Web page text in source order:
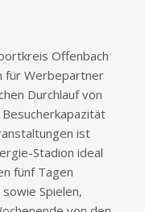
Offenbach
für Werbepartner
Durchlauf von
ist
Stadion ideal
fünf Tagen
Spielen,